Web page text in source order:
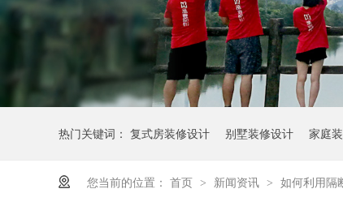
热门关键词： 复式房装修设计 别墅装修设计 家庭
您当前的位置： 首页 > 新闻资讯 > 如何利用隔